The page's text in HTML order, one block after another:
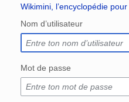
Wikimini, l’encyclopédie
Nom d’utilisateur
Mot de passe